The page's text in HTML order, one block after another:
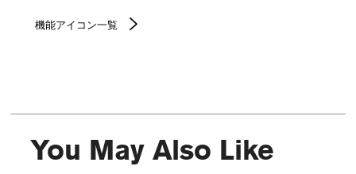
機能アイコン一覧
You May Also Like